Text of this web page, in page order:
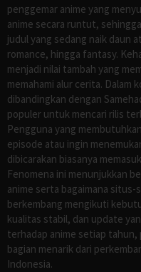
penggemar anime yang
anime secara runtut,
judul yang sedang naik
romance, hingga fantasy.
menjadi nilai tambah yang
memahami alur cerita. Dalam
dibandingkan dengan
populer untuk mencari rilis
Pengguna yang
episode atau ingin
dibicarakan biasanya
Fenomena ini menunjukkan
anime serta bagaimana
berkembang mengikuti
kualitas stabil, dan update
terhadap anime setiap tahun,
bagian menarik dari
Indonesia.